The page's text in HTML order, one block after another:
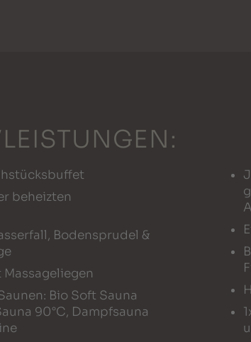
beheizten
Bodensprudel &
Bio Soft Sauna
90°C, Dampfsauna